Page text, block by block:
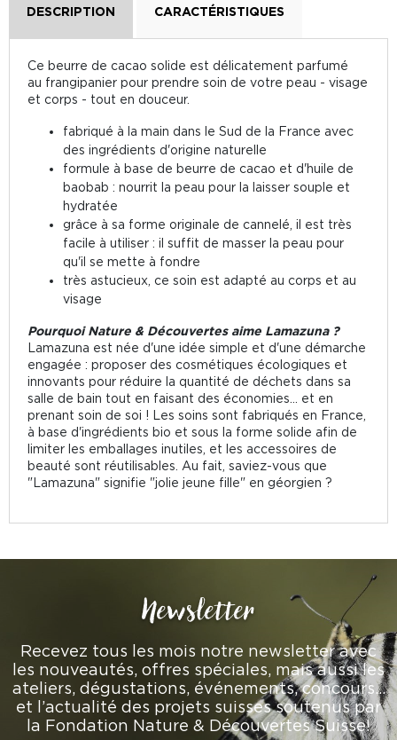
DESCRIPTION CARACTÉRISTIQUES
Ce beurre de cacao solide est délicatement parfumé
au frangipanier pour prendre soin de votre peau - visage
et corps - tout en douceur.
fabriqué à la main dans le Sud de la France avec
des ingrédients d'origine naturelle
formule à base de beurre de cacao et d'huile de
baobab : nourrit la peau pour la laisser souple et
hydratée
grâce à sa forme originale de cannelé, il est très
facile à utiliser : il suffit de masser la peau pour
qu'il se mette à fondre
très astucieux, ce soin est adapté au corps et au
visage
Pourquoi Nature & Découvertes aime Lamazuna ?
Lamazuna est née d'une idée simple et d'une démarche
engagée : proposer des cosmétiques écologiques et
innovants pour réduire la quantité de déchets dans sa
salle de bain tout en faisant des économies... et en
prenant soin de soi ! Les soins sont fabriqués en France,
à base d'ingrédients bio et sous la forme solide afin de
limiter les emballages inutiles, et les accessoires de
beauté sont réutilisables. Au fait, saviez-vous que
"Lamazuna" signifie "jolie jeune fille" en géorgien ?
Newsletter
Recevez tous les mois notre newsletter avec
les nouveautés, offres spéciales, mais aussi les
ateliers, dégustations, événements, concours…
et l’actualité des projets suisses soutenus par
la Fondation Nature & Découvertes Suisse!